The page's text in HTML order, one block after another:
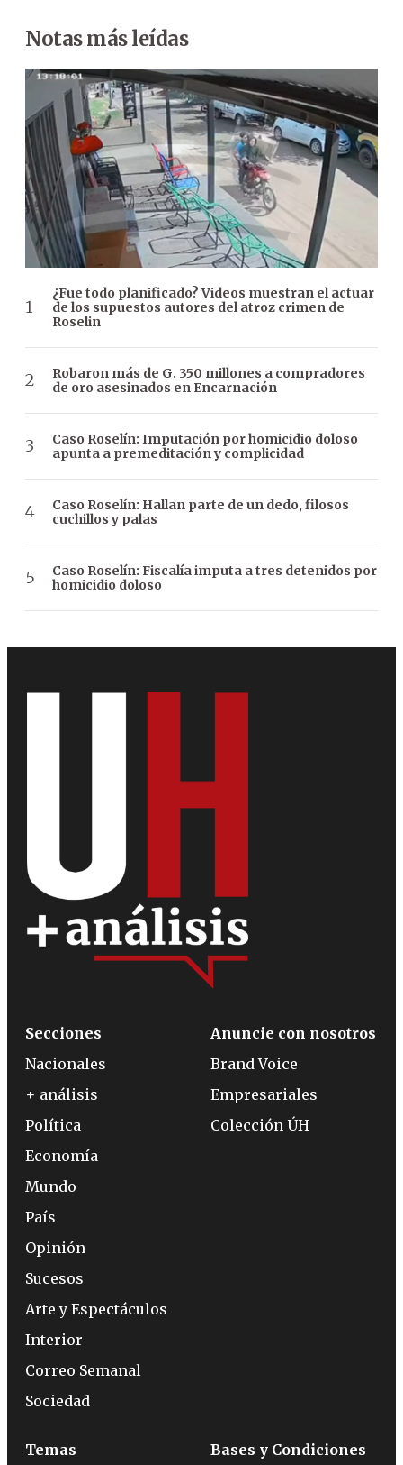
Notas más leídas
¿Fue todo planificado? Videos muestran el actuar
de los supuestos autores del atroz crimen de
Roselin
Robaron más de G. 350 millones a compradores
de oro asesinados en Encarnación
Caso Roselín: Imputación por homicidio doloso
apunta a premeditación y complicidad
Caso Roselín: Hallan parte de un dedo, filosos
cuchillos y palas
Caso Roselín: Fiscalía imputa a tres detenidos por
homicidio doloso
Secciones
Nacionales
+ análisis
Política
Economía
Mundo
País
Opinión
Sucesos
Arte y Espectáculos
Interior
Correo Semanal
Sociedad
Anuncie con nosotros
Brand Voice
Empresariales
Colección ÚH
Temas Bases y Condiciones